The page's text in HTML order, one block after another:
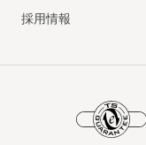
採用情報